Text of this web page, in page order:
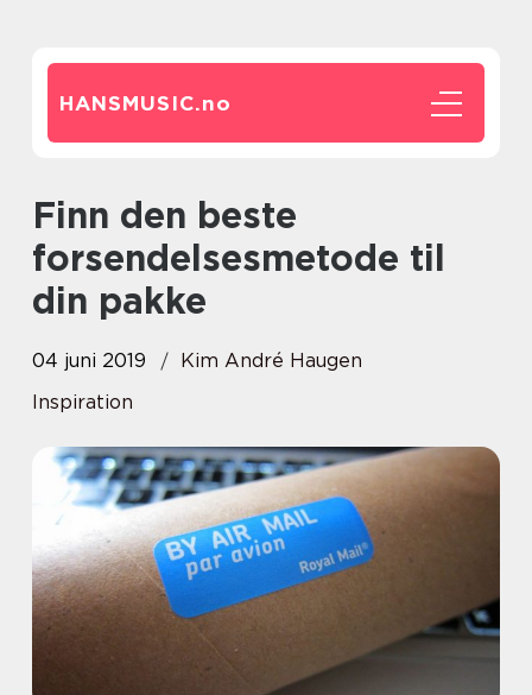
HANSMUSIC.no
Finn den beste
forsendelsesmetode til
din pakke
04 juni 2019
Kim André Haugen
Inspiration